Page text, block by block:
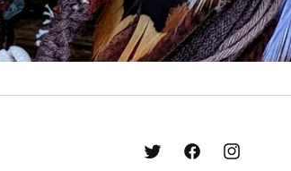
TwitterFacebookInstagram